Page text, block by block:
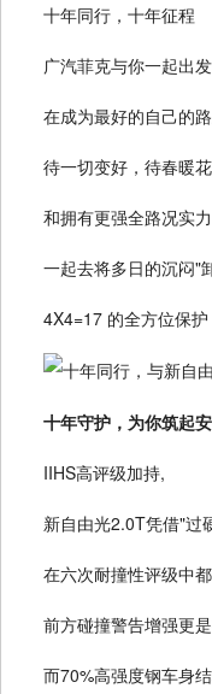
十年同行，十年征程
广汽菲克与你一起出
在成为最好的自己的
待一切变好，待春暖花
和拥有更强全路况实
一起去将多日的沉闷"
4X4=17 的全方位保
十年守护，为你筑起
IIHS高评级加持,
新自由光2.0T凭借"过
在六次耐撞性评级中
前方碰撞警告增强更是
而70%高强度钢车身